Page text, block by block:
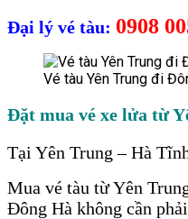
Đại lý vé tàu: 0908
Vé tàu Yên Trung đi
Đặt mua vé xe lửa từ
Tại Yên Trung – Hà
Mua vé tàu từ Yên
Đông Hà không cần